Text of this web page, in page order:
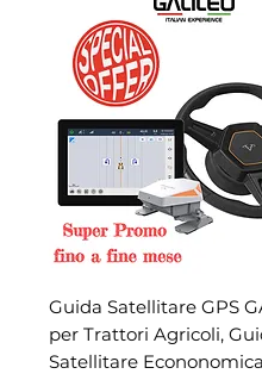
Guida Satellitare GPS
per Trattori Agricoli,
Satellitare Econonomica